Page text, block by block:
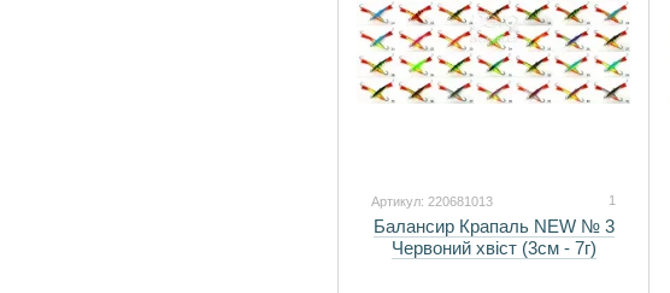
Артикул: 220681013 1
Балансир Крапаль NEW № 3
Червоний хвіст (3см - 7г)